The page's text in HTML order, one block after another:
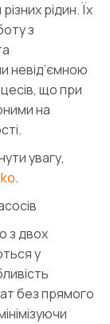
рідин. Їх
з
невід’ємною
що при
на
увагу,
.
з двох
у
без прямого